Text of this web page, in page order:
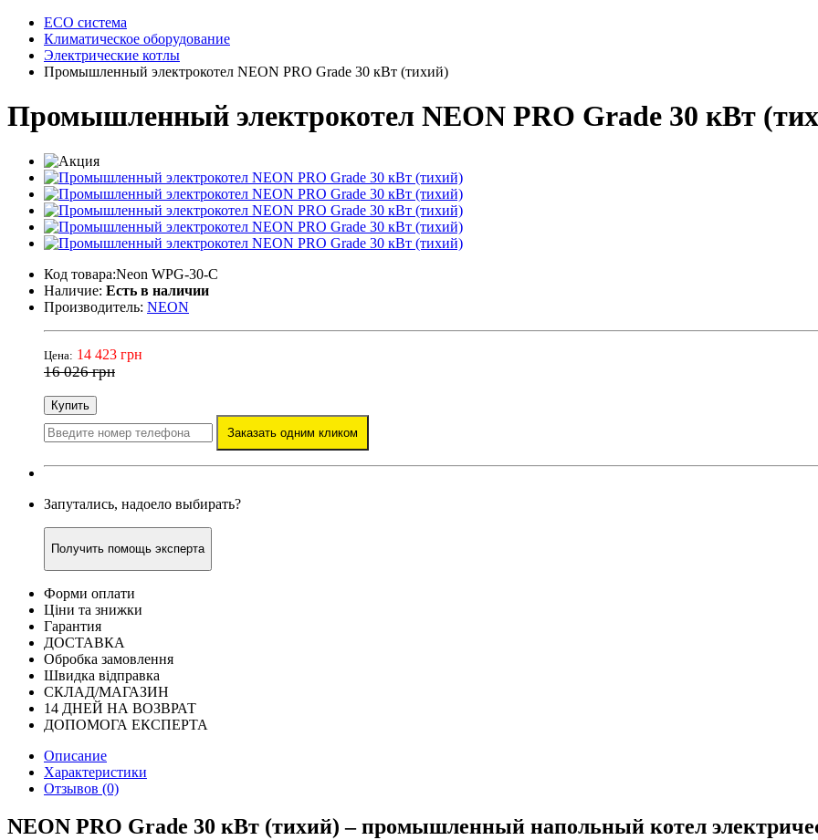
ECO система
Климатическое оборудование
Электрические котлы
Промышленный электрокотел NEON PRO Grade 30 кВт (тихий)
Промышленный электрокотел NEON PRO Grade 30 кВт
Код товара:Neon WPG-30-C
Наличие: Есть в наличии
Производитель: NEON
Цена: 14 423 грн
16 026 грн
Купить
Заказать одним кликом
Запутались, надоело выбирать?
Получить помощь эксперта
Форми оплати
Ціни та знижки
Гарантия
ДОСТАВКА
Обробка замовлення
Швидка відправка
СКЛАД/МАГАЗИН
14 ДНЕЙ НА ВОЗВРАТ
ДОПОМОГА ЕКСПЕРТА
Описание
Характеристики
Отзывов (0)
NEON PRO Grade 30 кВт (тихий) – промышленный напольный котел